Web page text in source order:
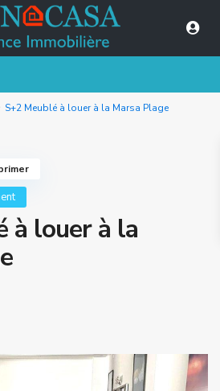
S+2 Meublé à louer à la Marsa Plage
à louer à la